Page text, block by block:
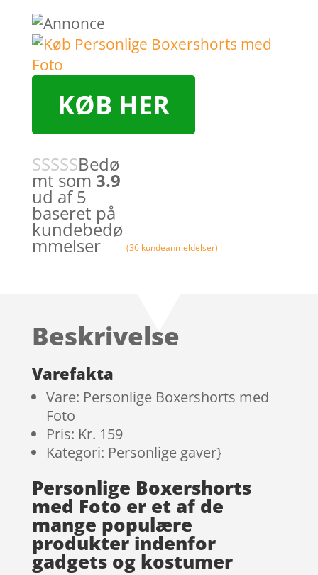
KØB HER
Bedø
mt som 3.9
ud af 5
baseret på
kundebedø
mmelser (36 kundeanmeldelser)
Beskrivelse
Varefakta
Vare: Personlige Boxershorts med
Foto
Pris: Kr. 159
Kategori: Personlige gaver}
Personlige Boxershorts
med Foto er et af de
mange populære
produkter indenfor
gadgets og kostumer